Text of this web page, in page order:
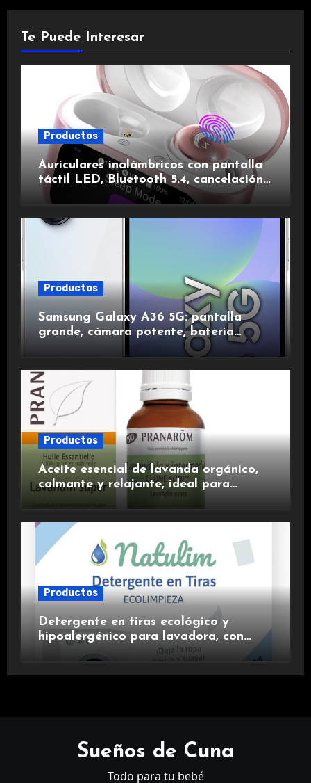
Te Puede Interesar
Productos
Auriculares inalámbricos con pantalla
táctil LED, Bluetooth 5.4, cancelación
de ruido, impermeables y de larga
duración.
Productos
Samsung Galaxy A36 5G: pantalla
grande, cámara potente, batería
duradera y carga rápida para una
experiencia premium.
Productos
Aceite esencial de lavanda orgánico,
calmante y relajante, ideal para
Productos
Detergente en tiras ecológico y
hipoalergénico para lavadora, con
suavizante incluido y fragancia de
Sueños de Cuna
Todo para tu bebé